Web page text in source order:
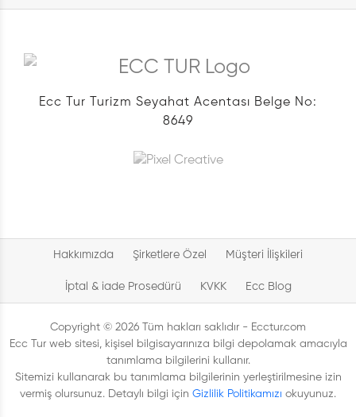
Ecc Tur Turizm Seyahat Acentası Belge No:
8649
Hakkımızda Şirketlere Özel Müşteri İlişkileri
İptal & iade Prosedürü KVKK Ecc Blog
Copyright © 2026 Tüm hakları saklıdır - Ecctur.com
Ecc Tur web sitesi, kişisel bilgisayarınıza bilgi depolamak amacıyla
tanımlama bilgilerini kullanır.
Sitemizi kullanarak bu tanımlama bilgilerinin yerleştirilmesine izin
vermiş olursunuz. Detaylı bilgi için Gizlilik Politikamızı okuyunuz.